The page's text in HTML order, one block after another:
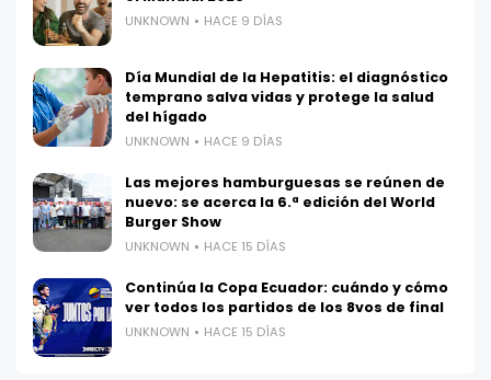
UNKNOWN HACE 9 DÍAS
Día Mundial de la Hepatitis: el diagnóstico
temprano salva vidas y protege la salud
del hígado
UNKNOWN HACE 9 DÍAS
Las mejores hamburguesas se reúnen de
nuevo: se acerca la 6.ª edición del World
Burger Show
UNKNOWN HACE 15 DÍAS
Continúa la Copa Ecuador: cuándo y cómo
ver todos los partidos de los 8vos de final
UNKNOWN HACE 15 DÍAS